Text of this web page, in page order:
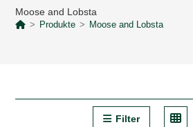
Moose and Lobsta
> Produkte > Moose and Lobsta
Filter